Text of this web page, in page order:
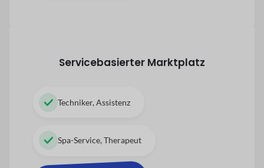
Servicebasierter Marktplatz
Techniker, Assistenz
Spa-Service, Therapeut